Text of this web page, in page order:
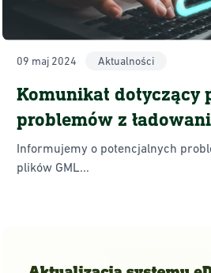
09 maj 2024 Aktualności
Komunikat dotyczący
problemów z
GML z bieżącego
aplikacji Wirtualne
Informujemy o potencjalnych
plików GML...